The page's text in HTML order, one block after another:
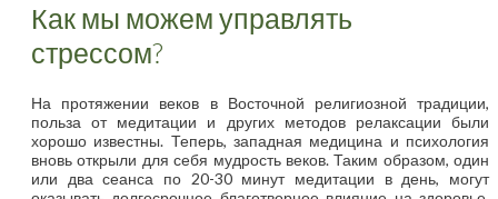
Как мы можем управлять
стрессом?
На протяжении веков в Восточной религиозной традиции,
польза от медитации и других методов релаксации были
хорошо известны. Теперь, западная медицина и психология
вновь открыли для себя мудрость веков. Таким образом, один
или два сеанса по 20-30 минут медитации в день, могут